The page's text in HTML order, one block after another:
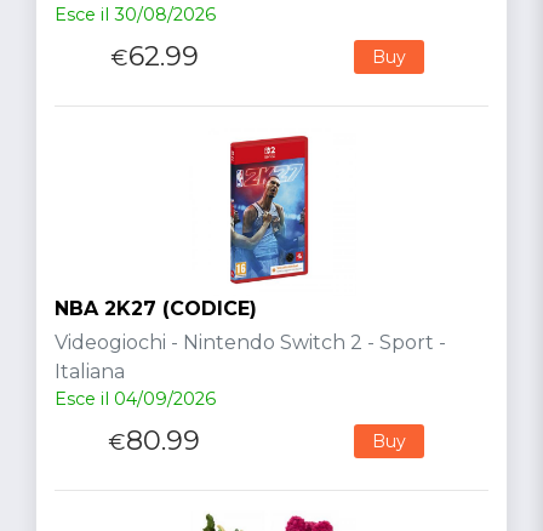
Esce il 30/08/2026
€62.99 Buy
NBA 2K27 (CODICE)
Videogiochi - Nintendo Switch 2 - Sport -
Italiana
Esce il 04/09/2026
€80.99 Buy